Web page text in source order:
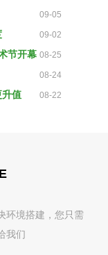
09-05
09-02
节开幕 08-25
08-24
升值 08-22
环境搭建，您只需
我们